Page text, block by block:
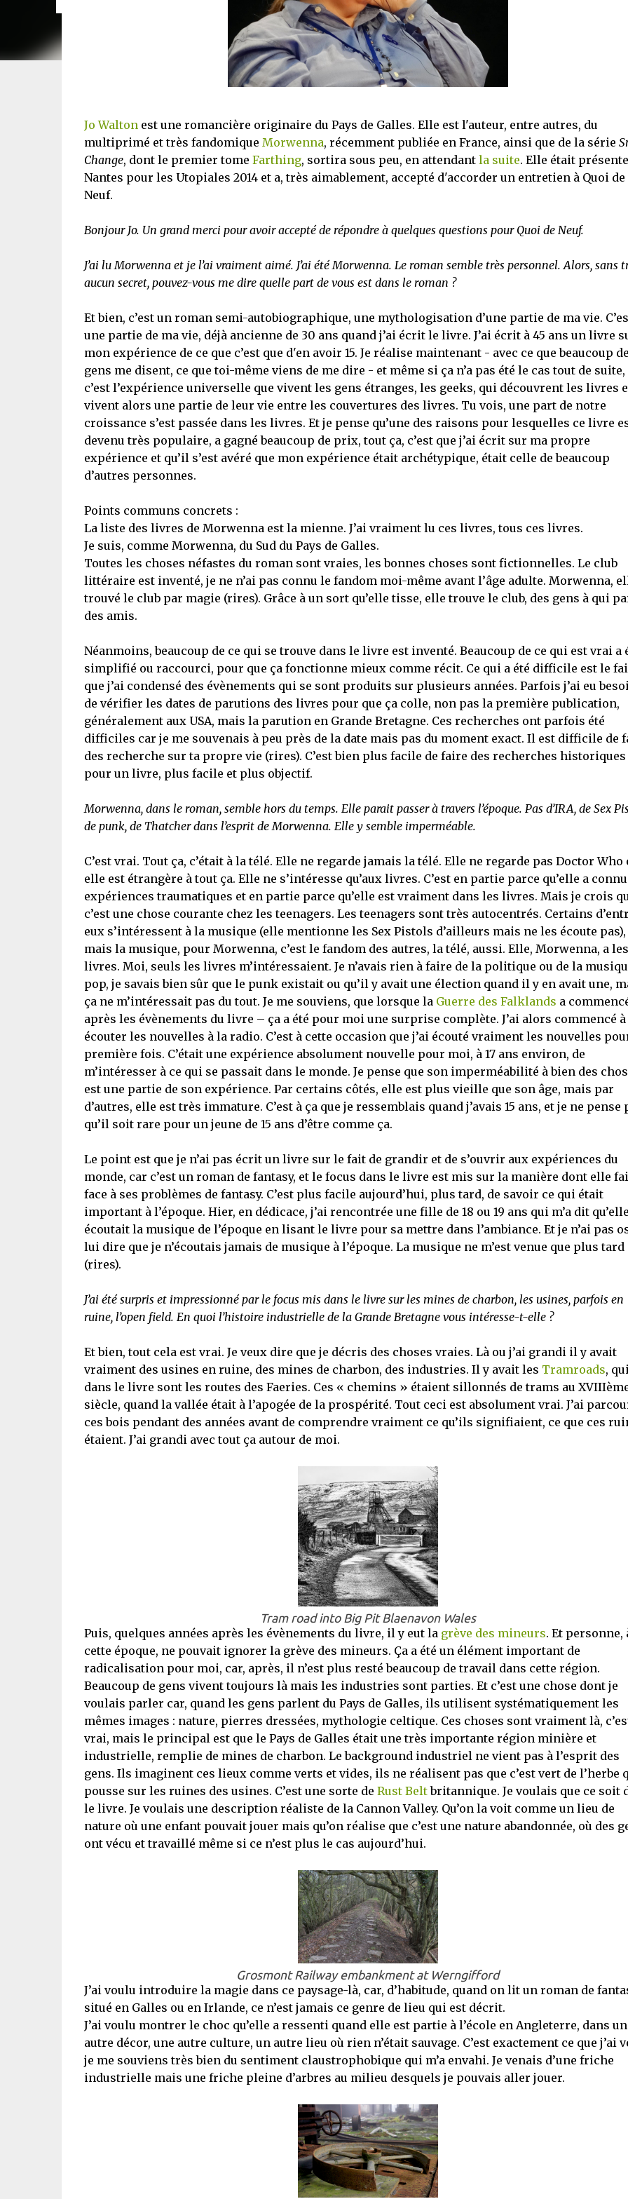
Jo Waltonest une romancière originaire du Pays de Galles. Elle est l'auteur, entre autres, du
multiprimé et très fandomique Morwenna, récemment publiée en France, ainsi que de la série
Change, dont le premier tome Farthing, sortira sous peu, en attendant la suite. Elle était
Nantes pour les Utopiales 2014 et a, très aimablement, accepté d'accorder un entretien à Quoi de
Neuf.
Bonjour Jo. Un grand merci pour avoir accepté de répondre à quelques questions pour Quoi de Neuf.
J’ai lu Morwenna et je l’ai vraiment aimé. J’ai été Morwenna. Le roman semble très personnel. Alors, sans
aucun secret, pouvez-vous me dire quelle part de vous est dans le roman ?
Et bien, c’est un roman semi-autobiographique, une mythologisation d’une partie de ma vie.
une partie de ma vie, déjà ancienne de 30 ans quand j’ai écrit le livre. J’ai écrit à 45 ans un livre
mon expérience de ce que c’est que d'en avoir 15. Je réalise maintenant - avec ce que beaucoup de
gens me disent, ce que toi-même viens de me dire - et même si ça n’a pas été le cas tout de suite,
c’est l’expérience universelle que vivent les gens étranges, les geeks, qui découvrent les livres
vivent alors une partie de leur vie entre les couvertures des livres. Tu vois, une part de notre
croissance s’est passée dans les livres. Et je pense qu’une des raisons pour lesquelles ce livre
devenu très populaire, a gagné beaucoup de prix, tout ça, c’est que j’ai écrit sur ma propre
expérience et qu’il s’est avéré que mon expérience était archétypique, était celle de beaucoup
d’autres personnes.
Points communs concrets :
La liste des livres de Morwenna est la mienne. J’ai vraiment lu ces livres, tous ces livres.
Je suis, comme Morwenna, du Sud du Pays de Galles.
Toutes les choses néfastes du roman sont vraies, les bonnes choses sont fictionnelles. Le club
littéraire est inventé, je ne n’ai pas connu le fandom moi-même avant l’âge adulte. Morwenna,
trouvé le club par magie (rires). Grâce à un sort qu’elle tisse, elle trouve le club, des gens à qui
des amis.
Néanmoins, beaucoup de ce qui se trouve dans le livre est inventé. Beaucoup de ce qui est vrai a
simplifié ou raccourci, pour que ça fonctionne mieux comme récit. Ce qui a été difficile est le
que j’ai condensé des évènements qui se sont produits sur plusieurs années. Parfois j’ai eu
de vérifier les dates de parutions des livres pour que ça colle, non pas la première publication,
généralement aux USA, mais la parution en Grande Bretagne. Ces recherches ont parfois été
difficiles car je me souvenais à peu près de la date mais pas du moment exact. Il est difficile de
des recherche sur ta propre vie (rires). C’est bien plus facile de faire des recherches historiques
pour un livre, plus facile et plus objectif.
Morwenna, dans le roman, semble hors du temps. Elle parait passer à travers l’époque. Pas d’IRA, de Sex
de punk, de Thatcher dans l’esprit de Morwenna. Elle y semble imperméable.
C’est vrai. Tout ça, c’était à la télé. Elle ne regarde jamais la télé. Elle ne regarde pas Doctor Who
elle est étrangère à tout ça. Elle ne s’intéresse qu’aux livres. C’est en partie parce qu’elle a
expériences traumatiques et en partie parce qu’elle est vraiment dans les livres. Mais je crois
c’est une chose courante chez les teenagers. Les teenagers sont très autocentrés. Certains
eux s’intéressent à la musique (elle mentionne les Sex Pistols d’ailleurs mais ne les écoute pas),
mais la musique, pour Morwenna, c’est le fandom des autres, la télé, aussi. Elle, Morwenna, a les
livres. Moi, seuls les livres m’intéressaient. Je n’avais rien à faire de la politique ou de la
pop, je savais bien sûr que le punk existait ou qu’il y avait une élection quand il y en avait une,
ça ne m’intéressait pas du tout. Je me souviens, que lorsque la Guerre des Falklands a
après les évènements du livre – ça a été pour moi une surprise complète. J’ai alors commencé à
écouter les nouvelles à la radio. C’est à cette occasion que j’ai écouté vraiment les nouvelles
première fois. C’était une expérience absolument nouvelle pour moi, à 17 ans environ, de
m’intéresser à ce qui se passait dans le monde. Je pense que son imperméabilité à bien des
est une partie de son expérience. Par certains côtés, elle est plus vieille que son âge, mais par
d’autres, elle est très immature. C’est à ça que je ressemblais quand j’avais 15 ans, et je ne pense
qu’il soit rare pour un jeune de 15 ans d’être comme ça.
Le point est que je n’ai pas écrit un livre sur le fait de grandir et de s’ouvrir aux expériences du
monde, car c’est un roman de fantasy, et le focus dans le livre est mis sur la manière dont elle
face à ses problèmes de fantasy. C’est plus facile aujourd’hui, plus tard, de savoir ce qui était
important à l’époque. Hier, en dédicace, j’ai rencontrée une fille de 18 ou 19 ans qui m’a dit qu’elle
écoutait la musique de l’époque en lisant le livre pour sa mettre dans l’ambiance. Et je n’ai pas
lui dire que je n’écoutais jamais de musique à l’époque. La musique ne m’est venue que plus tard
(rires).
J’ai été surpris et impressionné par le focus mis dans le livre sur les mines de charbon, les usines, parfois en
ruine, l’open field. En quoi l’histoire industrielle de la Grande Bretagne vous intéresse-t-elle ?
Et bien, tout cela est vrai. Je veux dire que je décris des choses vraies. Là ou j’ai grandi il y avait
vraiment des usines en ruine, des mines de charbon, des industries. Il y avait les Tramroads,
dans le livre sont les routes des Faeries. Ces « chemins » étaient sillonnés de trams au
siècle, quand la vallée était à l’apogée de la prospérité. Tout ceci est absolument vrai. J’ai
ces bois pendant des années avant de comprendre vraiment ce qu’ils signifiaient, ce que ces
étaient. J’ai grandi avec tout ça autour de moi.
Tram road into Big Pit Blaenavon Wales
Puis, quelques années après les évènements du livre, il y eut la grève des mineurs. Et personne,
cette époque, ne pouvait ignorer la grève des mineurs. Ça a été un élément important de
radicalisation pour moi, car, après, il n’est plus resté beaucoup de travail dans cette région.
Beaucoup de gens vivent toujours là mais les industries sont parties. Et c’est une chose dont je
voulais parler car, quand les gens parlent du Pays de Galles, ils utilisent systématiquement les
mêmes images : nature, pierres dressées, mythologie celtique. Ces choses sont vraiment là,
vrai, mais le principal est que le Pays de Galles était une très importante région minière et
industrielle, remplie de mines de charbon. Le background industriel ne vient pas à l’esprit des
gens. Ils imaginent ces lieux comme verts et vides, ils ne réalisent pas que c’est vert de l’herbe
pousse sur les ruines des usines. C’est une sorte de Rust Beltbritannique. Je voulais que ce soit
le livre. Je voulais une description réaliste de la Cannon Valley. Qu’on la voit comme un lieu de
nature où une enfant pouvait jouer mais qu’on réalise que c’est une nature abandonnée, où des
ont vécu et travaillé même si ce n’est plus le cas aujourd’hui.
Grosmont Railway embankment at Werngifford
J’ai voulu introduire la magie dans ce paysage-là, car, d’habitude, quand on lit un roman de
situé en Galles ou en Irlande, ce n’est jamais ce genre de lieu qui est décrit.
J’ai voulu montrer le choc qu’elle a ressenti quand elle est partie à l’école en Angleterre, dans un
autre décor, une autre culture, un autre lieu où rien n’était sauvage. C’est exactement ce que j’ai
je me souviens très bien du sentiment claustrophobique qui m’a envahi. Je venais d’une friche
industrielle mais une friche pleine d’arbres au milieu desquels je pouvais aller jouer.